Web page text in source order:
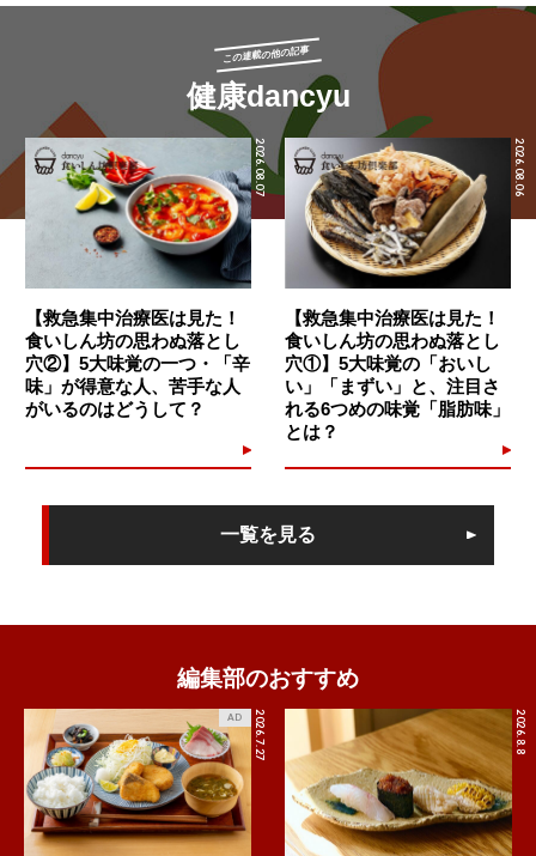
この連載の他の記事
健康dancyu
2026.08.07
【救急集中治療医は見た！
食いしん坊の思わぬ落とし
穴②】5大味覚の一つ・「辛
味」が得意な人、苦手な人
がいるのはどうして？
2026.08.06
【救急集中治療医は見た！
食いしん坊の思わぬ落とし
穴①】5大味覚の「おいし
い」「まずい」と、注目さ
れる6つめの味覚「脂肪味」
とは？
一覧を見る
編集部のおすすめ
2026.7.27
AD 2026.8.8